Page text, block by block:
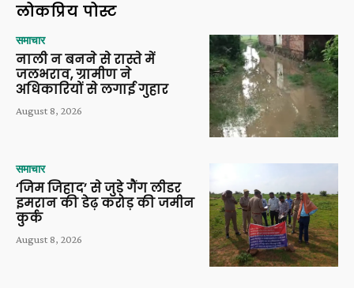
लोकप्रिय पोस्ट
समाचार
नाली न बनने से रास्ते में
जलभराव, ग्रामीण ने
अधिकारियों से लगाई गुहार
August 8, 2026
समाचार
‘जिम जिहाद’ से जुड़े गैंग लीडर
इमरान की डेढ़ करोड़ की जमीन
कुर्क
August 8, 2026